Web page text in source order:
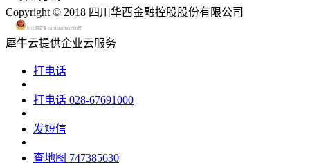
Copyright © 2018 四川华西金融控股股份有限公司
川公网安备 51015602000580号
犀牛云提供企业云服务
打电话
打电话 028-67691000
发短信
查地图 747385630